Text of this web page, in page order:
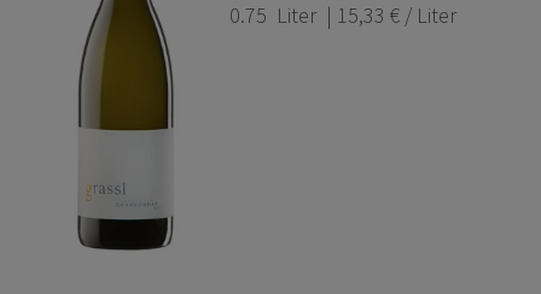
0.75 Liter | 15,33 € / Liter